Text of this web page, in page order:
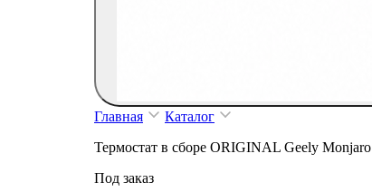
Главная
Каталог
Термостат в сборе ORIGINAL Geely Monjaro
Под заказ